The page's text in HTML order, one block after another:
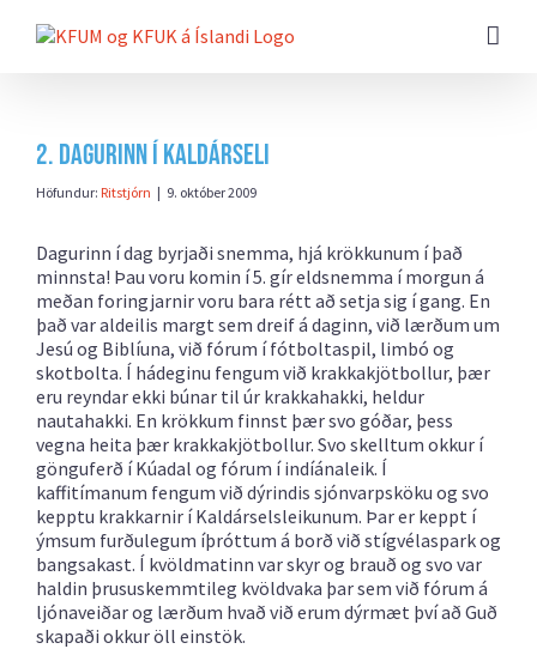
beint
2. dagurinn í Kaldárseli
Höfundur: Ritstjórn | 9. október 2009
Dagurinn í dag byrjaði snemma, hjá krökkunum í það
minnsta! Þau voru komin í 5. gír eldsnemma í morgun á
meðan foringjarnir voru bara rétt að setja sig í gang. En
það var aldeilis margt sem dreif á daginn, við lærðum um
Jesú og Biblíuna, við fórum í fótboltaspil, limbó og
skotbolta. Í hádeginu fengum við krakkakjötbollur, þær
eru reyndar ekki búnar til úr krakkahakki, heldur
nautahakki. En krökkum finnst þær svo góðar, þess
vegna heita þær krakkakjötbollur. Svo skelltum okkur í
gönguferð í Kúadal og fórum í indíánaleik. Í
kaffitímanum fengum við dýrindis sjónvarpsköku og svo
kepptu krakkarnir í Kaldárselsleikunum. Þar er keppt í
ýmsum furðulegum íþróttum á borð við stígvélaspark og
bangsakast. Í kvöldmatinn var skyr og brauð og svo var
haldin þrususkemmtileg kvöldvaka þar sem við fórum á
ljónaveiðar og lærðum hvað við erum dýrmæt því að Guð
skapaði okkur öll einstök.